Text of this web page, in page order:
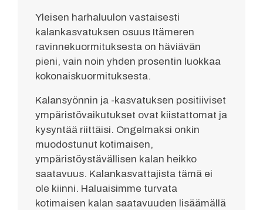
Yleisen harhaluulon vastaisesti
kalankasvatuksen osuus Itämeren
ravinnekuormituksesta on häviävän
pieni, vain noin yhden prosentin luokkaa
kokonaiskuormituksesta.
Kalansyönnin ja -kasvatuksen positiiviset
ympäristövaikutukset ovat kiistattomat ja
kysyntää riittäisi. Ongelmaksi onkin
muodostunut kotimaisen,
ympäristöystävällisen kalan heikko
saatavuus. Kalankasvattajista tämä ei
ole kiinni. Haluaisimme turvata
kotimaisen kalan saatavuuden lisäämällä